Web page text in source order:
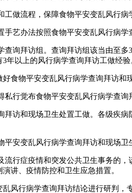
流程，保障食物平安变乱风行病
办法按照食物平安变乱风行病学
拜访组。查询拜访组该当由至多
以上的风行病学查询拜访工做经验
物平安变乱风行病学查询拜访和
觉布食物平安变乱风行病学查询
和现场卫生处置工做。各级疾病
安变乱风行病学查询拜访和现场卫
症疫情和突发公共卫生事务的，
讲、疫情防控和卫生应急措置。
行病学查询拜访结论进行研判，